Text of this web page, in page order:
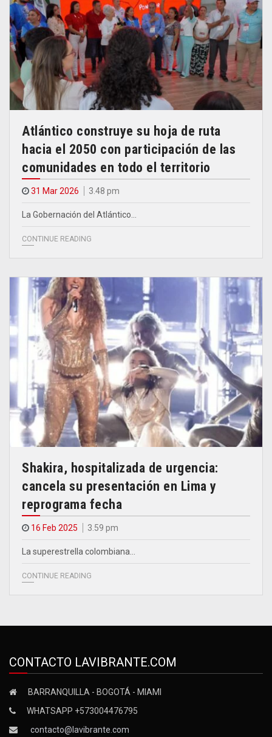
Atlántico construye su hoja de ruta
hacia el 2050 con participación de las
comunidades en todo el territorio
31 Mar 2026 3.48 pm
La Gobernación del Atlántico…
CONTINUE READING
Shakira, hospitalizada de urgencia:
cancela su presentación en Lima y
reprograma fecha
16 Feb 2025 3.59 pm
La superestrella colombiana…
CONTINUE READING
CONTACTO LAVIBRANTE.COM
BARRANQUILLA - BOGOTÁ - MIAMI
WHATSAPP +573004476795
contacto@lavibrante.com